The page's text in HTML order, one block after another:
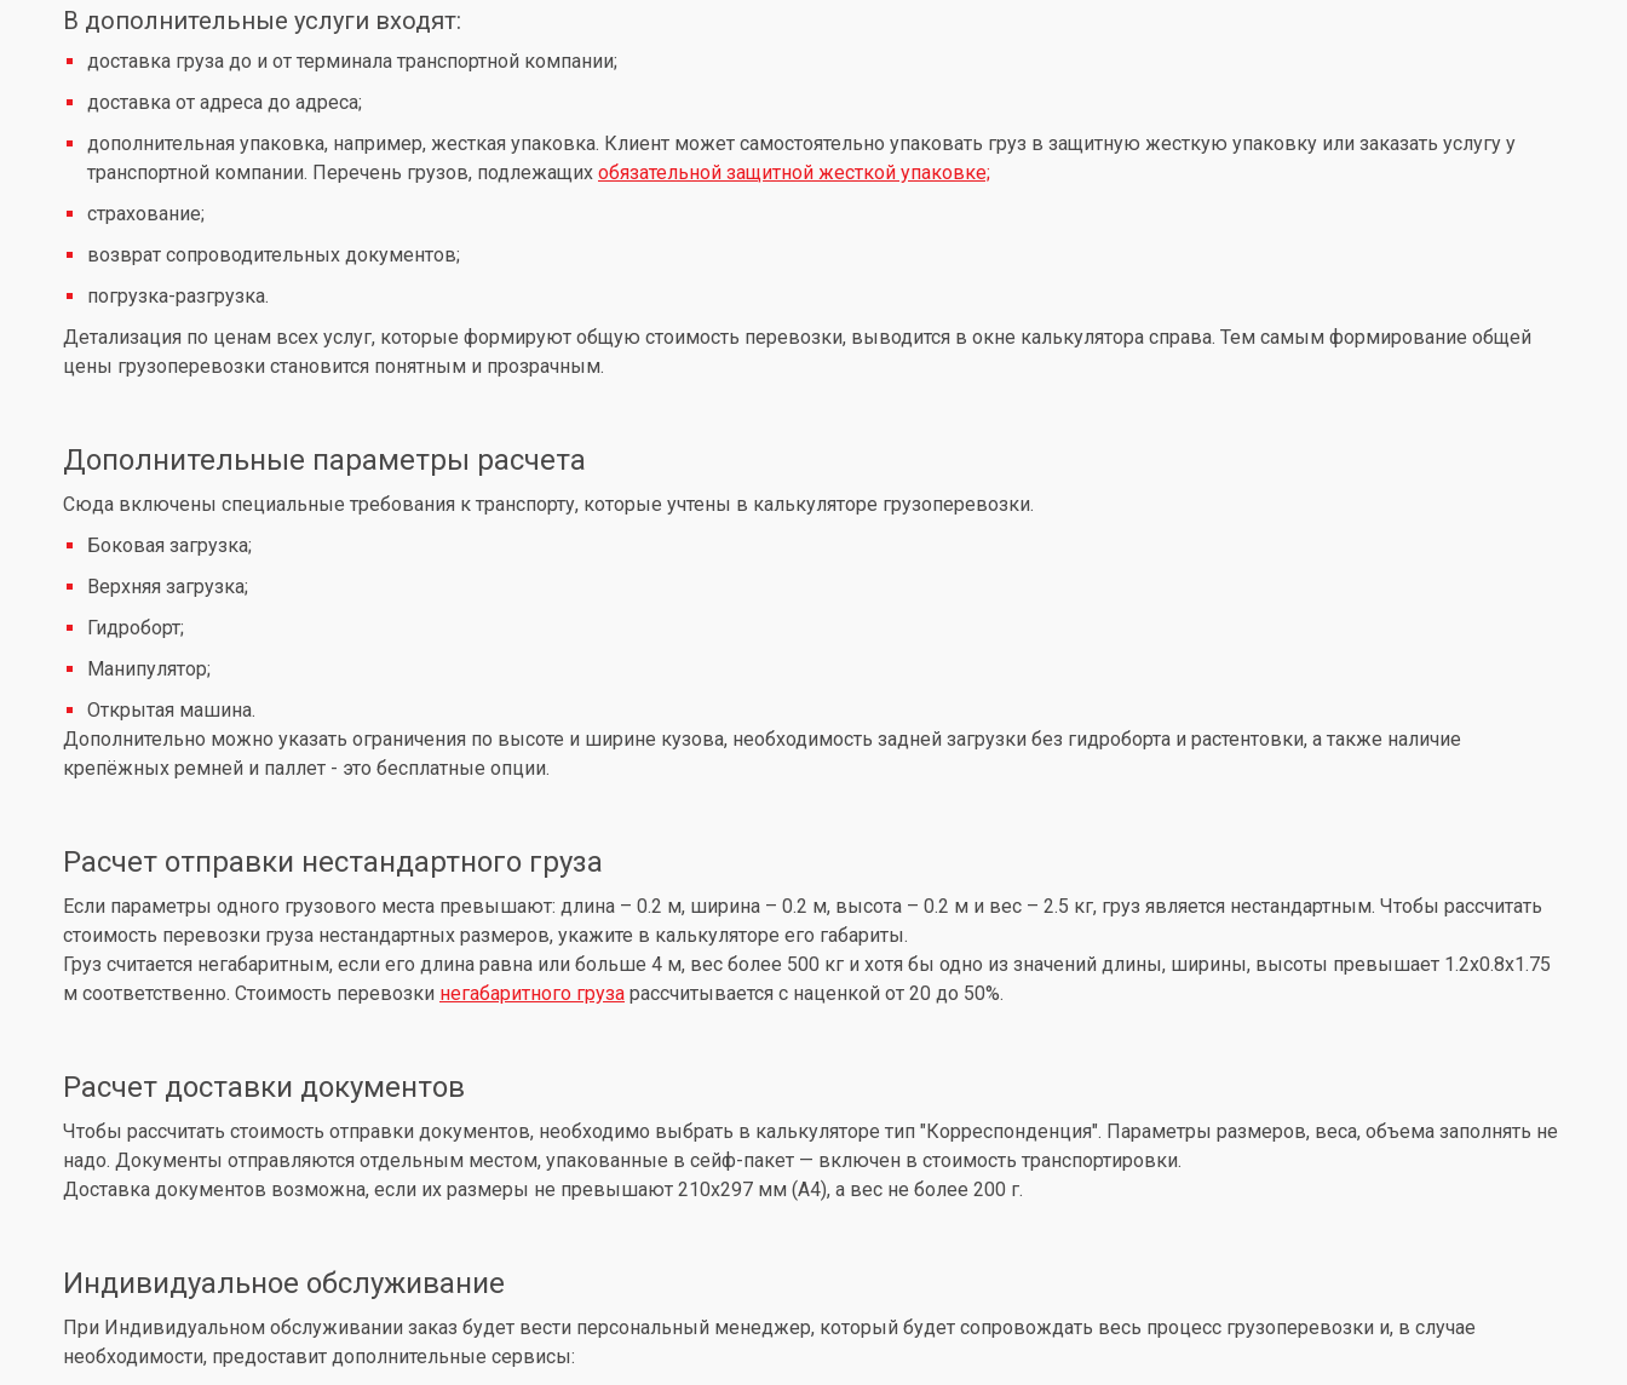
В дополнительные услуги входят:
доставка груза до и от терминала транспортной компании;
доставка от адреса до адреса;
дополнительная упаковка, например, жесткая упаковка. Клиент может самостоятельно упаковать груз в защитную жесткую упаковку или заказать услугу у
транспортной компании. Перечень грузов, подлежащих обязательной защитной жесткой упаковке;
страхование;
возврат сопроводительных документов;
погрузка-разгрузка.
Детализация по ценам всех услуг, которые формируют общую стоимость перевозки, выводится в окне калькулятора справа. Тем самым формирование общей
цены грузоперевозки становится понятным и прозрачным.
Дополнительные параметры расчета
Сюда включены специальные требования к транспорту, которые учтены в калькуляторе грузоперевозки.
Боковая загрузка;
Верхняя загрузка;
Гидроборт;
Манипулятор;
Открытая машина.
Дополнительно можно указать ограничения по высоте и ширине кузова, необходимость задней загрузки без гидроборта и растентовки, а также наличие
крепёжных ремней и паллет - это бесплатные опции.
Расчет отправки нестандартного груза
Если параметры одного грузового места превышают: длина – 0.2 м, ширина – 0.2 м, высота – 0.2 м и вес – 2.5 кг, груз является нестандартным. Чтобы рассчитать
стоимость перевозки груза нестандартных размеров, укажите в калькуляторе его габариты.
Груз считается негабаритным, если его длина равна или больше 4 м, вес более 500 кг и хотя бы одно из значений длины, ширины, высоты превышает 1.2x0.8x1.75
м соответственно. Стоимость перевозки негабаритного груза рассчитывается с наценкой от 20 до 50%.
Расчет доставки документов
Чтобы рассчитать стоимость отправки документов, необходимо выбрать в калькуляторе тип "Корреспонденция". Параметры размеров, веса, объема заполнять не
надо. Документы отправляются отдельным местом, упакованные в сейф-пакет — включен в стоимость транспортировки.
Доставка документов возможна, если их размеры не превышают 210x297 мм (А4), а вес не более 200 г.
Индивидуальное обслуживание
При Индивидуальном обслуживании заказ будет вести персональный менеджер, который будет сопровождать весь процесс грузоперевозки и, в случае
необходимости, предоставит дополнительные сервисы: